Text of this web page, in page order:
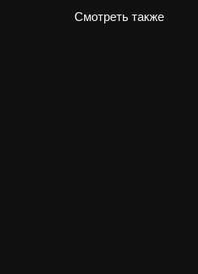
Смотреть также